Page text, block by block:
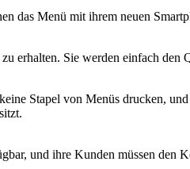
das Menü mit ihrem neuen
erhalten. Sie werden einfach
Stapel von Menüs drucken,
und ihre Kunden müssen den